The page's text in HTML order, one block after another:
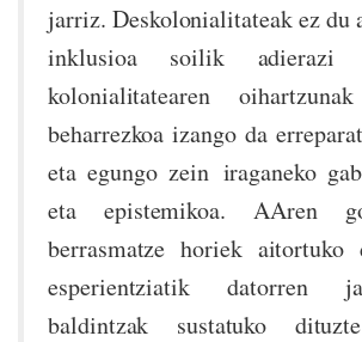
jarriz. Deskolonialitateak ez du
inklusioa soilik
kolonialitatearen
beharrezkoa izango da
eta egungo zein iraganeko
eta epistemikoa. AAren
berrasmatze horiek aitortuko
esperientziatik datorren
baldintzak sustatuko